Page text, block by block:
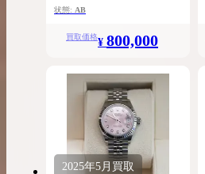
状態: AB
買取価格¥ 800,000
2025年5月 買取